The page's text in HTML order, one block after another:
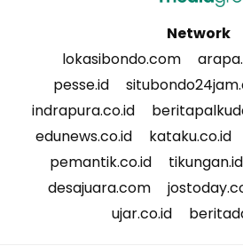
Network
lokasibondo.com
pesse.id
indrapura.co.id
edunews.co.id
kataku.co.id
pemantik.co.id
tikungan.id
desajuara.com
ujar.co.id